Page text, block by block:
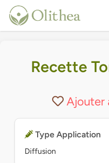
Recette
Ajouter
Type Application
Diffusion